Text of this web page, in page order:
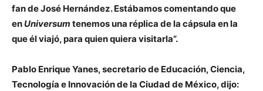
fan de José Hernández. Estábamos comentando que
en Universum tenemos una réplica de la cápsula en la
que él viajó, para quien quiera visitarla”.
Pablo Enrique Yanes, secretario de Educación, Ciencia,
Tecnología e Innovación de la Ciudad de México, dijo: